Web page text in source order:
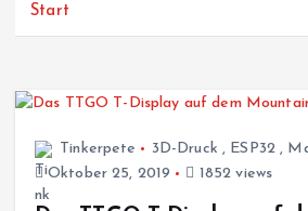
Start
Tinkerpete 3D-Druck , ESP32 ,
Oktober 25, 2019
1852 views